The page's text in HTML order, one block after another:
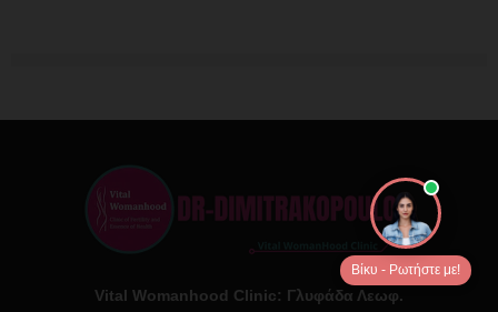
Vital Womanhood Clinic: Γλυφάδα Λεωφ.
Βίκυ - Ρωτήστε με!